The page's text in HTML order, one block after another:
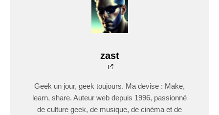
zast
Geek un jour, geek toujours. Ma devise : Make,
learn, share. Auteur web depuis 1996, passionné
de culture geek, de musique, de cinéma et de